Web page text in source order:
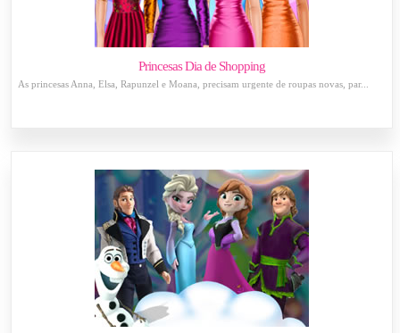
Princesas Dia de Shopping
As princesas Anna, Elsa, Rapunzel e Moana, precisam urgente de roupas novas, par...